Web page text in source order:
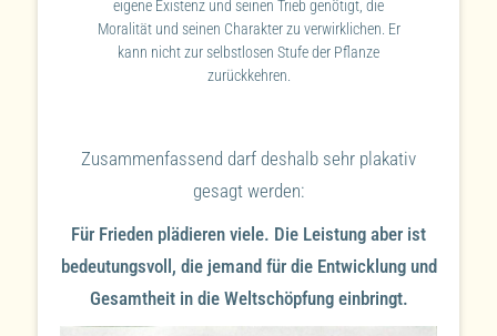
eigene Existenz und seinen Trieb genötigt, die
Moralität und seinen Charakter zu verwirklichen. Er
kann nicht zur selbstlosen Stufe der Pflanze
zurückkehren.
Zusammenfassend darf deshalb sehr plakativ
gesagt werden:
Für Frieden plädieren viele. Die Leistung aber ist
bedeutungsvoll, die jemand für die Entwicklung und
Gesamtheit in die Weltschöpfung einbringt.